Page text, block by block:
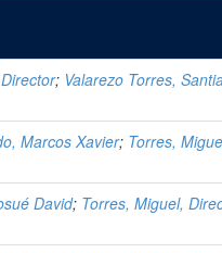
; Valarezo Torres,
Marcos Xavier; Torres,
David; Torres, Miguel,